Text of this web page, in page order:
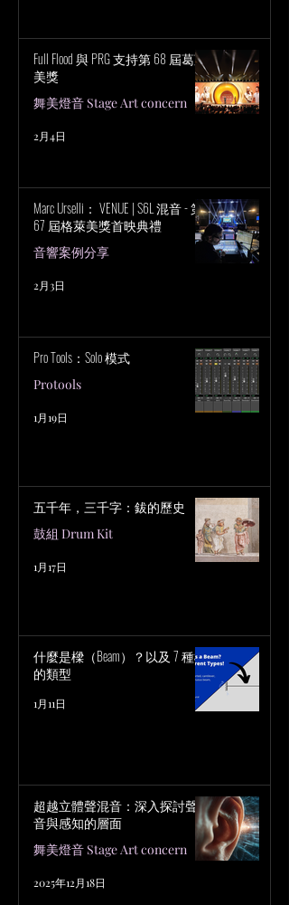
Full Flood 與 PRG 支持第 68 屆葛萊
美獎
舞美燈音 Stage Art concern
2月4日
Marc Urselli： VENUE | S6L 混音 - 第
67 屆格萊美獎首映典禮
音響案例分享
2月3日
Pro Tools：Solo 模式
Protools
1月19日
五千年，三千字：鈸的歷史
鼓組 Drum Kit
1月17日
什麼是樑（Beam）？以及 7 種樑
的類型
1月11日
超越立體聲混音：深入探討聲
音與感知的層面
舞美燈音 Stage Art concern
2025年12月18日